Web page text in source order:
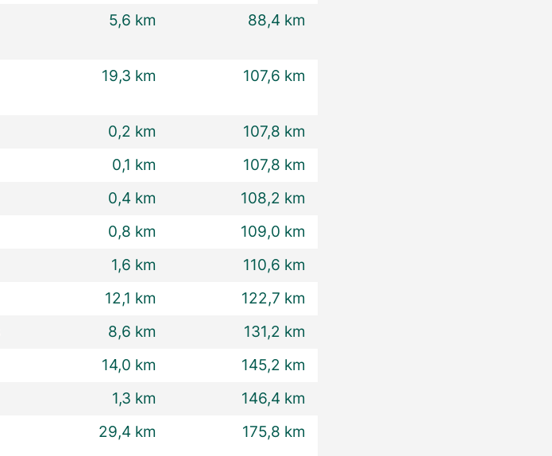
5,6 km 88,4 km
19,3 km 107,6 km
0,2 km
107,8 km
0,1 km
107,8 km
0,4 km
108,2 km
0,8 km
109,0 km
1,6 km
110,6 km
12,1 km
122,7 km
8,6 km
131,2 km
14,0 km
145,2 km
1,3 km
146,4 km
29,4 km 175,8 km